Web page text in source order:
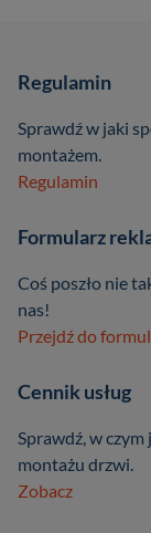
Regulamin
Sprawdź w jaki
montażem.
Regulamin
Formularz
Coś poszło nie
nas!
Przejdź do
Cennik usług
Sprawdź, w czym
montażu drzwi.
Zobacz